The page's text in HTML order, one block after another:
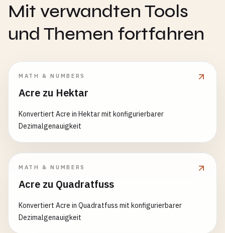
Mit verwandten Tools
und Themen fortfahren
MATH & NUMBERS
Acre zu Hektar
Konvertiert Acre in Hektar mit konfigurierbarer
Dezimalgenauigkeit
MATH & NUMBERS
Acre zu Quadratfuss
Konvertiert Acre in Quadratfuss mit konfigurierbarer
Dezimalgenauigkeit